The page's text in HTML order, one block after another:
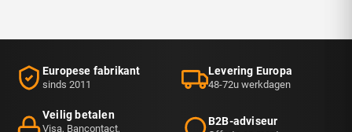
Europese fabrikant
sinds 2011
Levering Europa
48-72u werkdagen
Veilig betalen
Visa, Bancontact,
B2B-adviseur